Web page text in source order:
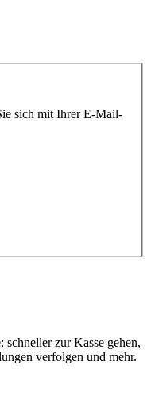
sich mit Ihrer E-Mail-
zur Kasse gehen,
verfolgen und mehr.